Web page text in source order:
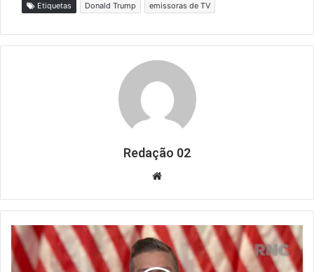
Etiquetas Donald Trump emissoras de TV
Redação 02
Website